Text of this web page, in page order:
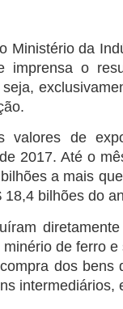
Ministério da
o
valores de
2017. Até o
a mais
bilhões do
de ferro
dos bens
intermediários,